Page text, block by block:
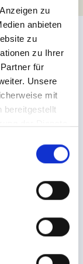
zu
anbieten
zu
zu Ihrer
für
Unsere
mit
bereitgestellt
plezier. De
60 meter lange